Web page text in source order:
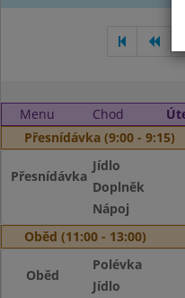
Menu Chod
Přesnídávka (9:00 - 9:15)
Přesnídávka
Jídlo
Doplněk
Nápoj
Oběd (11:00 - 13:00)
Oběd
Polévka
Jídlo